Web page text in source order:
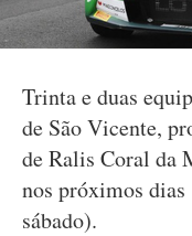
Trinta e duas
de São Vicente,
de Ralis Coral da
nos próximos
sábado).